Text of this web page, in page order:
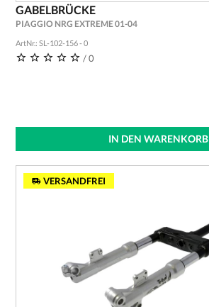
GABELBRÜCKE
PIAGGIO NRG EXTREME 01-04
ArtNr.: SL-102-156 - 0
/ 0
IN DEN WARENKORB
VERSANDFREI